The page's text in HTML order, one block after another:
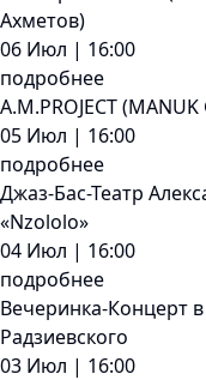
Ахметов)
06 Июл | 16:00
подробнее
A.M.PROJECT
05 Июл | 16:00
подробнее
Джаз-Бас-Театр
«Nzololo»
04 Июл | 16:00
подробнее
Вечеринка-Концерт
Радзиевского
03 Июл | 16:00